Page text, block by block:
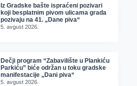
Iz Gradske bašte ispraćeni pozivari
koji besplatnim pivom ulicama grada
pozivaju na 41. „Dane piva“
5. avgust 2026.
Dečji program “Zabavilište u Plankiću
Parkiću” biće održan u toku gradske
manifestacije „Dani piva“
5. avgust 2026.